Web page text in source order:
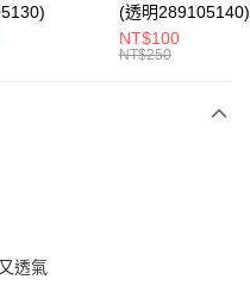
(透明289105140)
NT$100
NT$250
透氣